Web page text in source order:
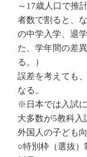
～17歳人口で推
者数で割ると、
の中学入学、退
た、学年間の差
る。）
誤差を考えても
なる。
※日本では入試
大多数が5教科入
外国人の子ども
○特別枠（選抜